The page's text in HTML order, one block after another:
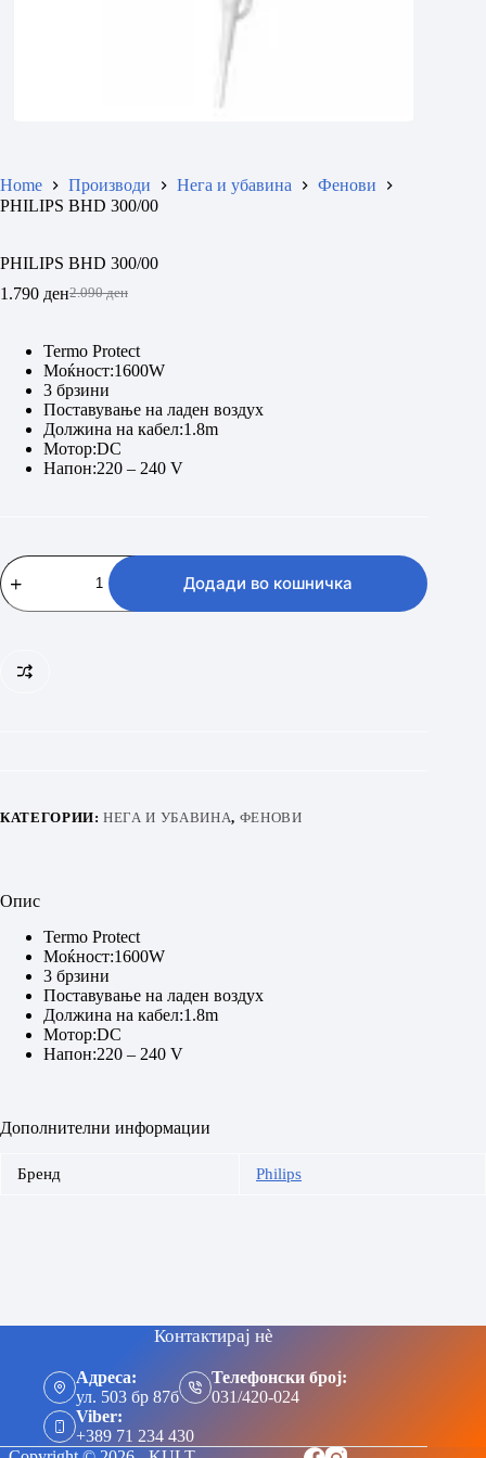
Home Производи Нега и убавина
Фенови
PHILIPS BHD 300/00
PHILIPS BHD 300/00
2.090ден
Original
2.090 ден.
1.790 денCurrent
1.790 ден.
Termo Protect
Моќност:1600W
3 брзини
Поставување на ладен воздух
Должина на кабел:1.8m
Мотор:DC
Напон:220 – 240 V
PHILIPS
BHD
300/00
Додади во кошничка
КАТЕГОРИИ:НЕГА И УБАВИНА, ФЕНОВИ
Опис
Termo Protect
Моќност:1600W
3 брзини
Поставување на ладен воздух
Должина на кабел:1.8m
Мотор:DC
Напон:220 – 240 V
Дополнителни информации
Бренд Philips
Контактирај нè
Адреса:
ул. 503 бр 87б
Телефонски број:
031/420-024
Viber:
+389 71 234 430